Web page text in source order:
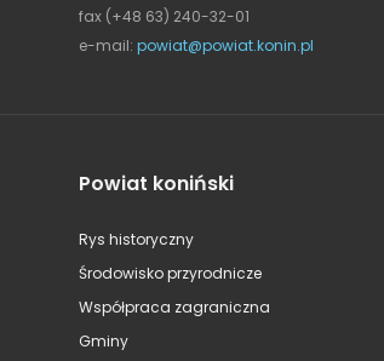
fax (+48 63) 240-32-01
e-mail: powiat@powiat.konin.pl
Powiat koniński
Rys historyczny
Środowisko przyrodnicze
Współpraca zagraniczna
Gminy